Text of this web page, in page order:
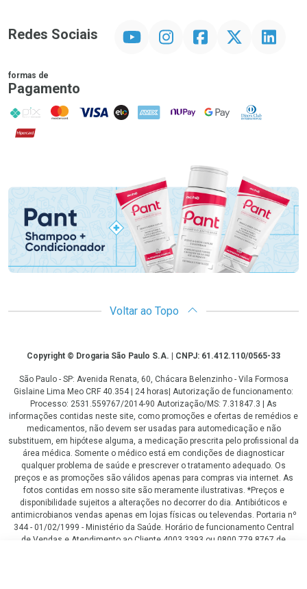
Redes Sociais InstagramFacebookTwitter Linkedin
formas de
Pagamento
PIX MasterCard
VISA ELO AMEX NuPay Google PayDiners Club
Hipercard
Promoção em Destaque
Voltar ao Topo
CopyrightCopyright © Drogaria São Paulo S.A. | CNPJ: 61.412.110/0565-33
São Paulo - SP: Avenida Renata, 60, Chácara Belenzinho - Vila Formosa
Gislaine Lima Meo CRF 40.354 | 24 horas| Autorização de funcionamento:
Processo: 2531.559767/2014-90 Autorização/MS: 7.31847.3 | As
informações contidas neste site, como promoções e ofertas de remédios e
medicamentos, não devem ser usadas para automedicação e não
substituem, em hipótese alguma, a medicação prescrita pelo profissional da
área médica. Somente o médico está em condições de diagnosticar
qualquer problema de saúde e prescrever o tratamento adequado. Os
preços e as promoções são válidos apenas para compras via internet. As
fotos contidas em nosso site são meramente ilustrativas. *Preços e
disponibilidade sujeitos a alterações no decorrer do dia. Antibióticos e
antimicrobianos vendas apenas em lojas físicas ou televendas. Portaria nº
344 - 01/02/1999 - Ministério da Saúde. Horário de funcionamento Central
de Vendas e Atendimento ao Cliente 4003 3393 ou 0800 779 8767 de